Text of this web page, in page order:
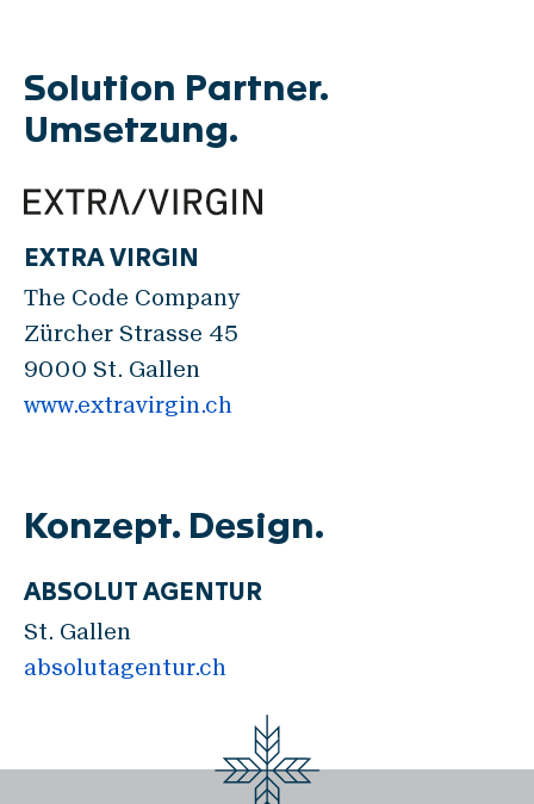
Solution Partner.
Umsetzung.
EXTRA VIRGIN
The Code Company
Zürcher Strasse 45
9000 St. Gallen
www.extravirgin.ch
Konzept. Design.
ABSOLUT AGENTUR
St. Gallen
absolutagentur.ch
Mühlenbau
Unterhalt & Optimierung
Academy & Skills
Support Center
Produkte
Verwiege-Systeme
FLOBA
CERVO
MACRO
BASCA